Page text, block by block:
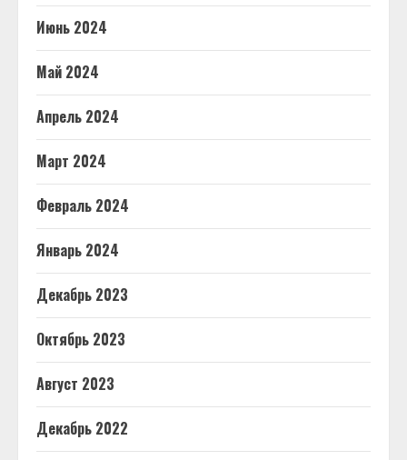
Июнь 2024
Май 2024
Апрель 2024
Март 2024
Февраль 2024
Январь 2024
Декабрь 2023
Октябрь 2023
Август 2023
Декабрь 2022